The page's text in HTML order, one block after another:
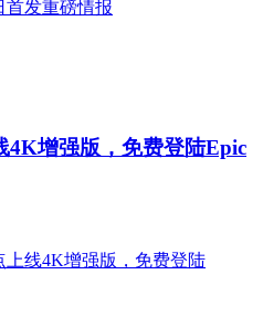
4K增强版，免费登陆Epic